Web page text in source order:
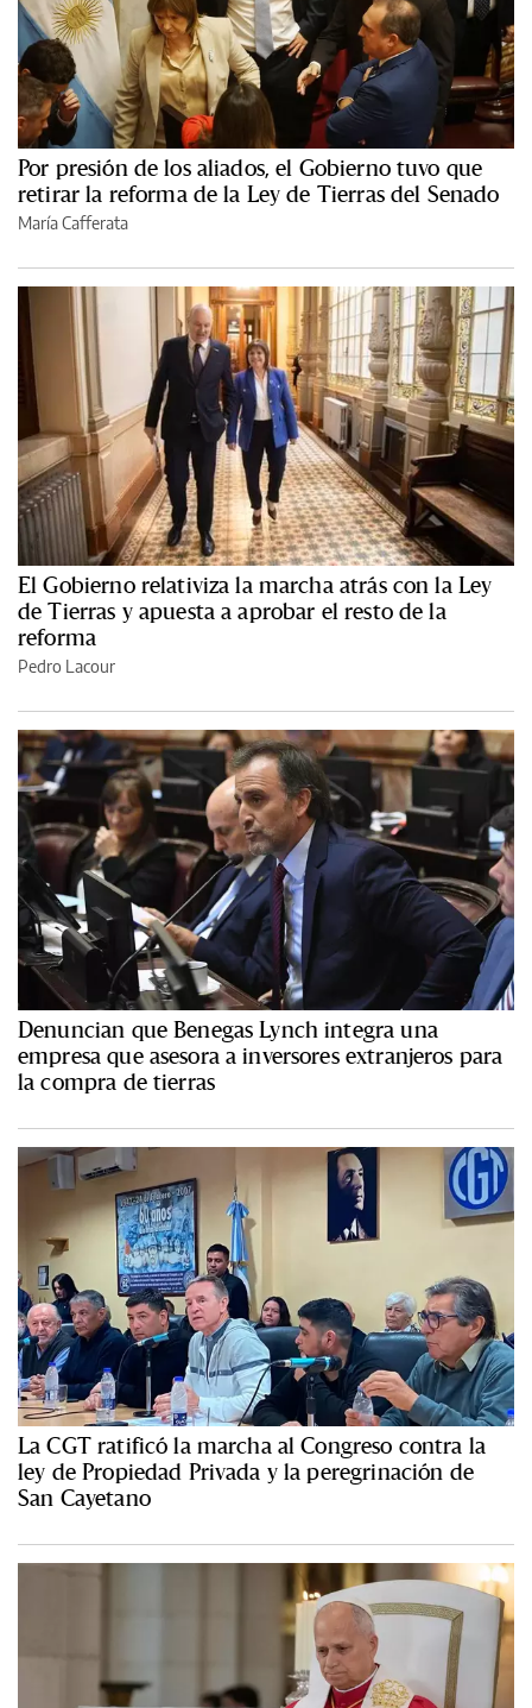
Por presión de los aliados, el Gobierno tuvo que
retirar la reforma de la Ley de Tierras del Senado
María Cafferata
El Gobierno relativiza la marcha atrás con la Ley
de Tierras y apuesta a aprobar el resto de la
reforma
Pedro Lacour
Denuncian que Benegas Lynch integra una
empresa que asesora a inversores extranjeros para
la compra de tierras
La CGT ratificó la marcha al Congreso contra la
ley de Propiedad Privada y la peregrinación de
San Cayetano